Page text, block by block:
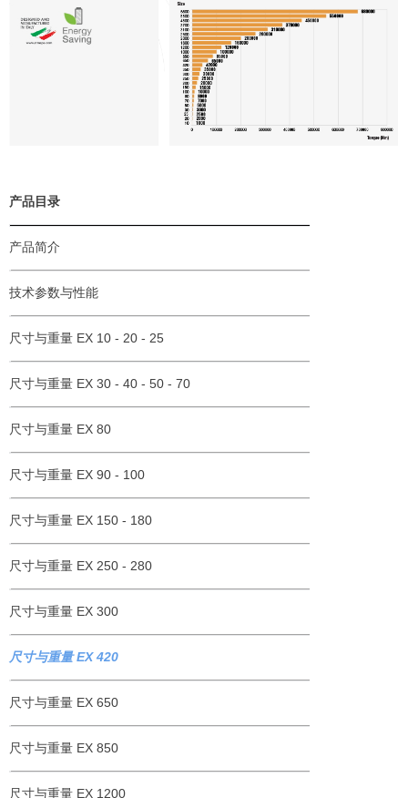
产品目录
产品简介
技术参数与性能
尺寸与重量 EX 10 - 20 - 25
尺寸与重量 EX 30 - 40 - 50 - 70
尺寸与重量 EX 80
尺寸与重量 EX 90 - 100
尺寸与重量 EX 150 - 180
尺寸与重量 EX 250 - 280
尺寸与重量 EX 300
尺寸与重量 EX 420
尺寸与重量 EX 650
尺寸与重量 EX 850
尺寸与重量 EX 1200